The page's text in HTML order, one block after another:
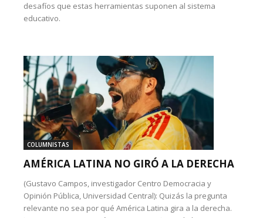
desafíos que estas herramientas suponen al sistema
educativo.
COLUMNISTAS
AMÉRICA LATINA NO GIRÓ A LA DERECHA
(Gustavo Campos, investigador Centro Democracia y
Opinión Pública, Universidad Central): Quizás la pregunta
relevante no sea por qué América Latina gira a la derecha.